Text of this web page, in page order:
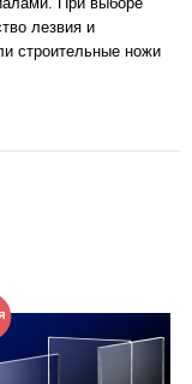
лезвия и
строительные ножи